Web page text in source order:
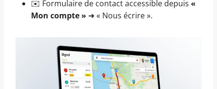
✉️ Formulaire de contact accessible depuis «
Mon compte » ➜ « Nous écrire ».